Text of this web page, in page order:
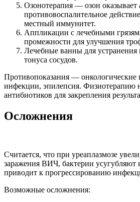
Озонотерапия — озон оказывает
противовоспалительное
местный иммунитет.
Аппликации с лечебными
промежности для улучшения
Лечебные ванны для устранения
тонуса сосудов.
Противопоказания — онкологические
инфекции, эпилепсия. Физиотерапию
антибиотиков для закрепления
Осложнения
Считается, что при уреаплазмозе
заражения ВИЧ, бактерии
приводит к прогрессированию
Возможные осложнения: